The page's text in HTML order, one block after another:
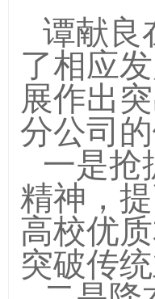
谭献良
了相应
展作出
分公司
一是抢
精神，
高校优
突破传